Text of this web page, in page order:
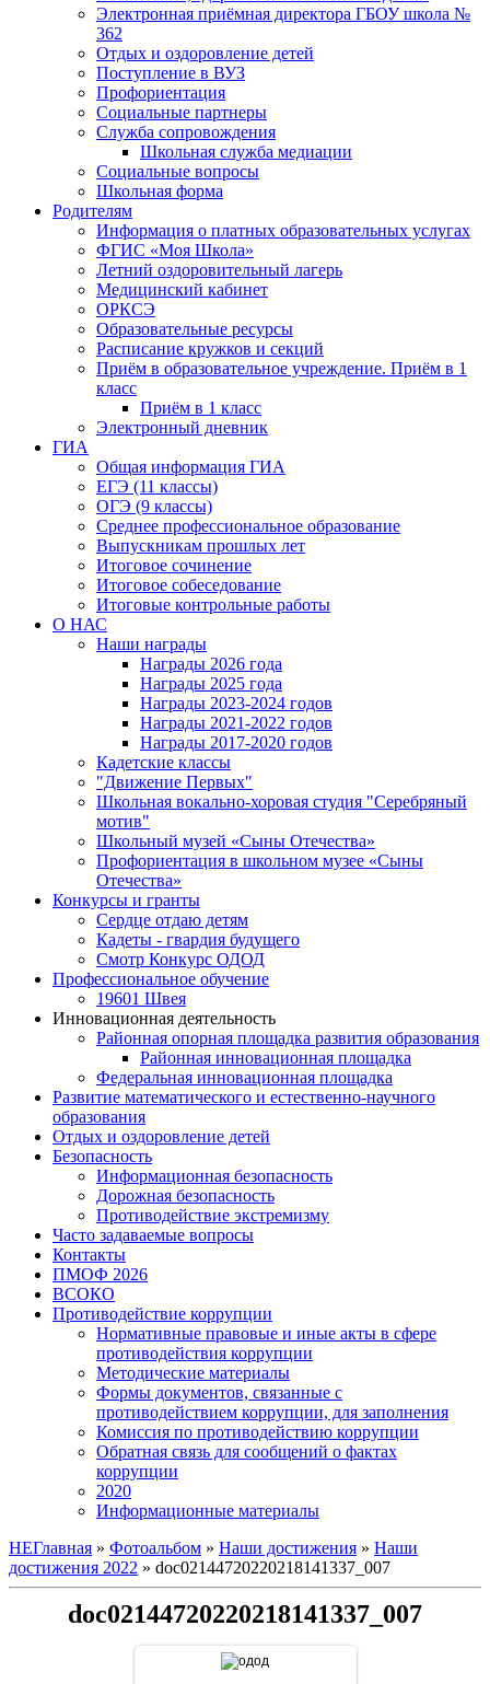
Электронная приёмная директора ГБОУ школа №
362
Отдых и оздоровление детей
Поступление в ВУЗ
Профориентация
Социальные партнеры
Служба сопровождения
Школьная служба медиации
Социальные вопросы
Школьная форма
Родителям
Информация о платных образовательных услугах
ФГИС «Моя Школа»
Летний оздоровительный лагерь
Медицинский кабинет
ОРКСЭ
Образовательные ресурсы
Расписание кружков и секций
Приём в образовательное учреждение. Приём в 1
класс
Приём в 1 класс
Электронный дневник
ГИА
Общая информация ГИА
ЕГЭ (11 классы)
ОГЭ (9 классы)
Среднее профессиональное образование
Выпускникам прошлых лет
Итоговое сочинение
Итоговое собеседование
Итоговые контрольные работы
О НАС
Наши награды
Награды 2026 года
Награды 2025 года
Награды 2023-2024 годов
Награды 2021-2022 годов
Награды 2017-2020 годов
Кадетские классы
"Движение Первых"
Школьная вокально-хоровая студия "Серебряный
мотив"
Школьный музей «Сыны Отечества»
Профориентация в школьном музее «Сыны
Отечества»
Конкурсы и гранты
Сердце отдаю детям
Кадеты - гвардия будущего
Смотр Конкурс ОДОД
Профессиональное обучение
19601 Швея
Инновационная деятельность
Районная опорная площадка развития образования
Районная инновационная площадка
Федеральная инновационная площадка
Развитие математического и естественно-научного
образования
Отдых и оздоровление детей
Безопасность
Информационная безопасность
Дорожная безопасность
Противодействие экстремизму
Часто задаваемые вопросы
Контакты
ПМОФ 2026
ВСОКО
Противодействие коррупции
Нормативные правовые и иные акты в сфере
противодействия коррупции
Методические материалы
Формы документов, связанные с
противодействием коррупции, для заполнения
Комиссия по противодействию коррупции
Обратная связь для сообщений о фактах
коррупции
2020
Информационные материалы
НЕГлавная » Фотоальбом » Наши достижения » Наши
достижения 2022 » doc02144720220218141337_007
doc02144720220218141337_007